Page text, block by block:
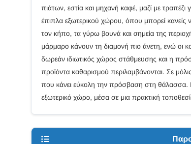
πιάτων, εστία και μηχανή καφέ, μαζί με τραπέζι
έπιπλα εξωτερικού χώρου, όπου μπορεί
τον κήπο, τα γύρω βουνά και σημεία της
μάρμαρο κάνουν τη διαμονή πιο άνετη, ενώ οι
δωρεάν ιδιωτικός χώρος στάθμευσης και η
προϊόντα καθαρισμού περιλαμβάνονται. Σε
που κάνει εύκολη την πρόσβαση στη θάλασσα.
εξωτερικό χώρο, μέσα σε μια πρακτική